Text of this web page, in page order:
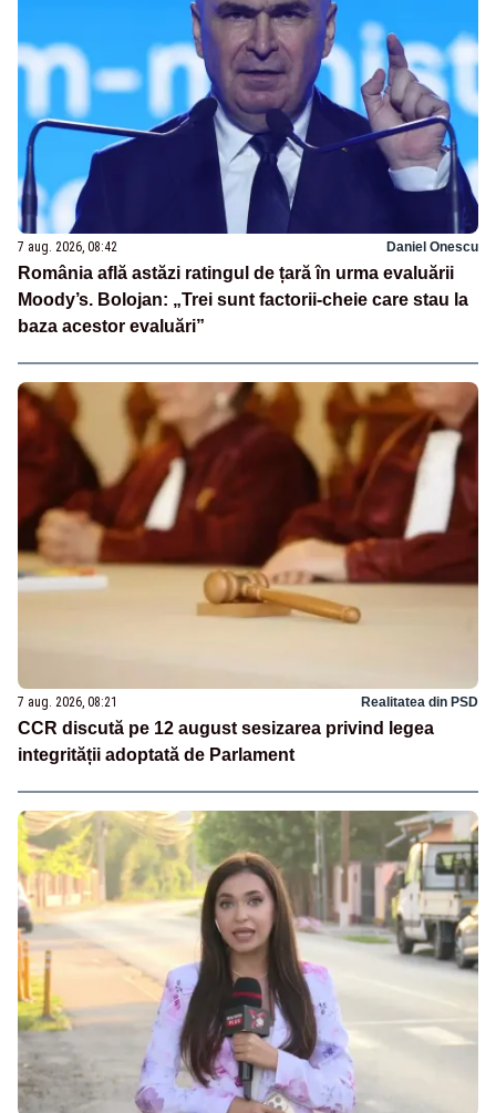
7 aug. 2026, 08:42 Daniel Onescu
România află astăzi ratingul de țară în urma evaluării
Moody’s. Bolojan: „Trei sunt factorii-cheie care stau la
baza acestor evaluări”
7 aug. 2026, 08:21 Realitatea din PSD
CCR discută pe 12 august sesizarea privind legea
integrității adoptată de Parlament